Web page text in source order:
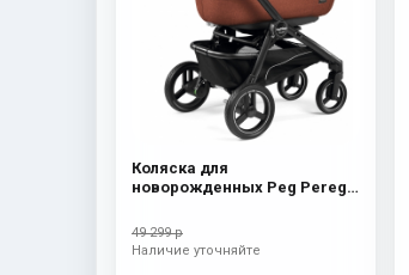
Коляска для
новорожденных Peg Perego
49 299 р
Наличие уточняйте